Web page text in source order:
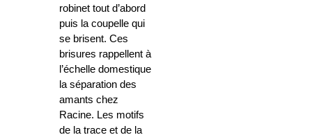
robinet tout d’abord
puis la coupelle qui
se brisent. Ces
brisures rappellent à
l’échelle domestique
la séparation des
amants chez
Racine. Les motifs
de la trace et de la